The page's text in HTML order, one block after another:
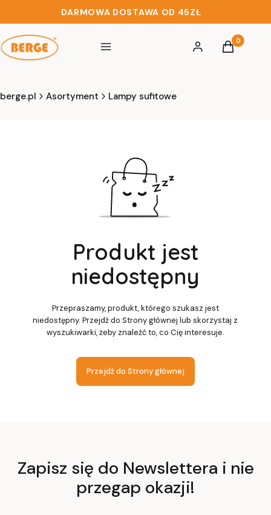
DARMOWA DOSTAWA OD 45ZŁ
Menu Zaloguj sięProdukty
Koszyk
berge.pl Asortyment Lampy sufitowe
Produkt jest
niedostępny
Przepraszamy, produkt, którego szukasz jest
niedostępny. Przejdź do Strony głównej lub skorzystaj z
wyszukiwarki, żeby znaleźć to, co Cię interesuje.
Przejdź do Strony głównej
Zapisz się do Newslettera i nie
przegap okazji!